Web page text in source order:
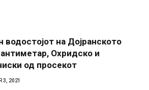
на Дојранското
Охридско и
од просекот
3, 2021